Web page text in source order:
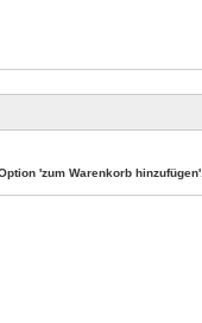
'zum Warenkorb hinzufügen'.